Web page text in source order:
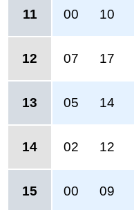
11 00 10
12 07 17
13 05 14
14 02 12
15 00 09